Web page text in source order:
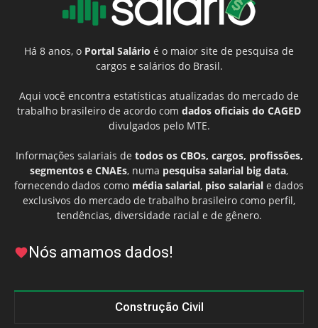
Há 8 anos, o Portal Salário é o maior site de pesquisa de
cargos e salários do Brasil.
Aqui você encontra estatísticas atualizadas do mercado de
trabalho brasileiro de acordo com dados oficiais do CAGED
divulgados pelo MTE.
Informações salariais de todos os CBOs, cargos, profissões,
segmentos e CNAEs, numa pesquisa salarial big data,
fornecendo dados como média salarial, piso salarial e dados
exclusivos do mercado de trabalho brasileiro como perfil,
tendências, diversidade racial e de gênero.
Nós amamos dados!
Construção Civil